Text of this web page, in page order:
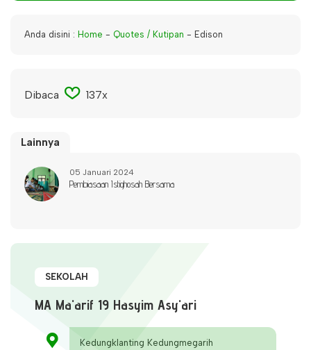
Anda disini : Home - Quotes / Kutipan - Edison
Dibaca 137x
Lainnya
05 Januari 2024
Pembiasaan Istighosah Bersama
SEKOLAH
MA Ma'arif 19 Hasyim Asy'ari
Kedungklanting Kedungmegarih